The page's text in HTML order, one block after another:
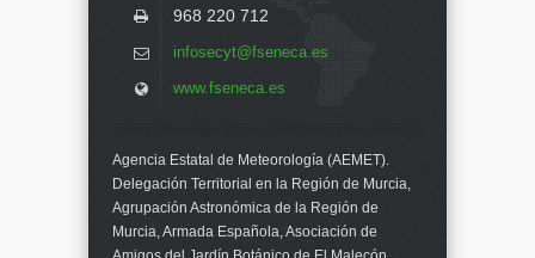
968 220 712
infosecyt@fseneca.es
www.fseneca.es
Agencia Estatal de Meteorología (AEMET).
Delegación Territorial en la Región de Murcia,
Agrupación Astronómica de la Región de
Murcia, Armada Española, Asociación de